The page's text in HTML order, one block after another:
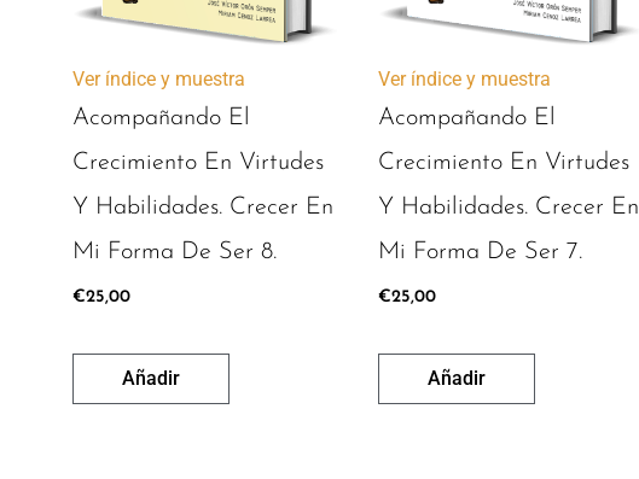
Ver índice y muestra
Acompañando El
Crecimiento En Virtudes
Y Habilidades. Crecer En
Mi Forma De Ser 8.
€25,00
Añadir
Ver índice y muestra
Acompañando El
Crecimiento En Virtudes
Y Habilidades. Crecer En
Mi Forma De Ser 7.
€25,00
Añadir